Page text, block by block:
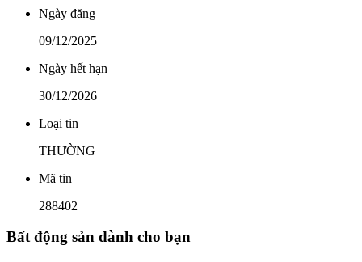
Ngày đăng
09/12/2025
Ngày hết hạn
30/12/2026
Loại tin
THƯỜNG
Mã tin
288402
Bất động sản dành cho bạn